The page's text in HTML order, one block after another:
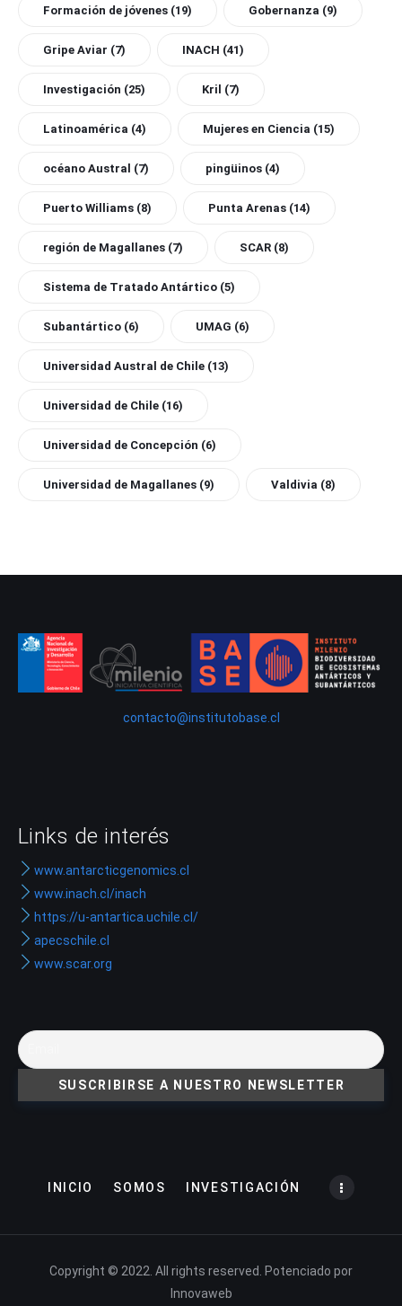
Formación de jóvenes (19) Gobernanza (9)
Gripe Aviar (7) INACH (41)
Investigación (25) Kril (7)
Latinoamérica (4) Mujeres en Ciencia (15)
océano Austral (7) pingüinos (4)
Puerto Williams (8) Punta Arenas (14)
región de Magallanes (7) SCAR (8)
Sistema de Tratado Antártico (5)
Subantártico (6) UMAG (6)
Universidad Austral de Chile (13)
Universidad de Chile (16)
Universidad de Concepción (6)
Universidad de Magallanes (9) Valdivia (8)
contacto@institutobase.cl
Links de interés
www.antarcticgenomics.cl
www.inach.cl/inach
https://u-antartica.uchile.cl/
apecschile.cl
www.scar.org
INICIO SOMOS INVESTIGACIÓN
Copyright © 2022. All rights reserved. Potenciado por
Innovaweb